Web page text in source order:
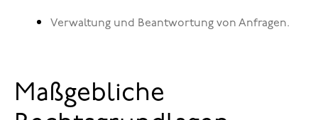
Verwaltung und Beantwortung von Anfragen.
Maßgebliche